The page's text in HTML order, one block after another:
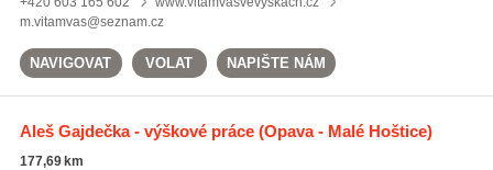
m.vitamvas@seznam.cz
NAVIGOVAT VOLAT NAPIŠTE NÁM
Aleš Gajdečka - výškové práce(Opava - Malé Hoštice)
177,69 km